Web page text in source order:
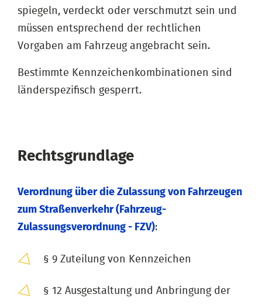
spiegeln, verdeckt oder verschmutzt sein und
müssen entsprechend der rechtlichen
Vorgaben am Fahrzeug angebracht sein.
Bestimmte Kennzeichenkombinationen sind
länderspezifisch gesperrt.
Rechtsgrundlage
Verordnung über die Zulassung von Fahrzeugen
zum Straßenverkehr (Fahrzeug-
Zulassungsverordnung - FZV):
§ 9 Zuteilung von Kennzeichen
§ 12 Ausgestaltung und Anbringung der